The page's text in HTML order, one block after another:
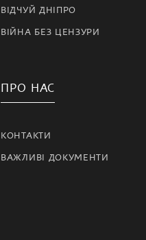
ВІДЧУЙ ДНІПРО
ВІЙНА БЕЗ ЦЕНЗУРИ
ПРО НАС
КОНТАКТИ
ВАЖЛИВІ ДОКУМЕНТИ